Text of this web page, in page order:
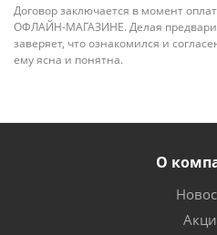
Договор заключается в момент
ОФЛАЙН-МАГАЗИНЕ. Делая
заверяет, что ознакомился и
ему ясна и понятна.
О